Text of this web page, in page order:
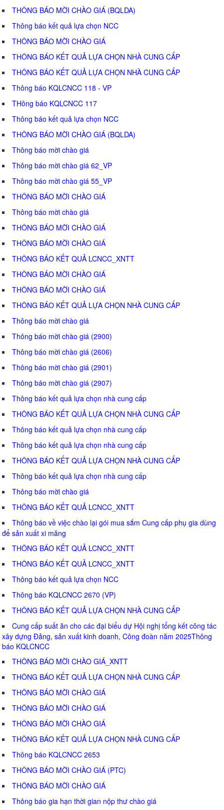
THÔNG BÁO MỜI CHÀO GIÁ (BQLDA)
Thông báo kết quả lựa chọn NCC
THÔNG BÁO MỜI CHÀO GIÁ
THÔNG BÁO KẾT QUẢ LỰA CHỌN NHÀ CUNG CẤP
THÔNG BÁO KẾT QUẢ LỰA CHỌN NHÀ CUNG CẤP
Thông báo KQLCNCC 118 - VP
THông báo KQLCNCC 117
Thông báo kết quả lựa chọn NCC
THÔNG BÁO MỜI CHÀO GIÁ (BQLDA)
Thông báo mời chào giá
Thông báo mời chào giá 62_VP
Thông báo mời chào giá 55_VP
THÔNG BÁO MỜI CHÀO GIÁ
Thông báo mời chào giá
THÔNG BÁO MỜI CHÀO GIÁ
THÔNG BÁO MỜI CHÀO GIÁ
THÔNG BÁO KẾT QUẢ LCNCC_XNTT
THÔNG BÁO MỜI CHÀO GIÁ
THÔNG BÁO MỜI CHÀO GIÁ
THÔNG BÁO KẾT QUẢ LỰA CHỌN NHÀ CUNG CẤP
Thông báo mời chào giá
Thông báo mời chào giá (2900)
Thông báo mời chào giá (2606)
Thông báo mời chào giá (2901)
Thông báo mời chào giá (2907)
Thông báo kết quả lựa chọn nhà cung cấp
THÔNG BÁO KẾT QUẢ LỰA CHỌN NHÀ CUNG CẤP
Thông báo kết quả lựa chọn nhà cung cấp
Thông báo kết quả lựa chọn nhà cung cấp
THÔNG BÁO KẾT QUẢ LỰA CHỌN NHÀ CUNG CẤP
Thông báo kết quả lựa chọn nhà cung cấp
Thông báo mời chào giá
THÔNG BÁO KẾT QUẢ LCNCC_XNTT
Thông báo về việc chào lại gói mua sắm Cung cấp phụ gia dùng
để sản xuất xi măng
THÔNG BÁO KẾT QUẢ LCNCC_XNTT
THÔNG BÁO KẾT QUẢ LCNCC_XNTT
Thông báo kết quả lựa chọn NCC
Thông báo KQLCNCC 2670 (VP)
THÔNG BÁO KẾT QUẢ LỰA CHỌN NHÀ CUNG CẤP
Cung cấp suất ăn cho các đại biểu dự Hội nghị tổng kết công tác
xây dựng Đảng, sản xuất kinh doanh, Công đoàn năm 2025Thông
báo KQLCNCC
THÔNG BÁO MỜI CHÀO GIÁ_XNTT
THÔNG BÁO KẾT QUẢ LỰA CHỌN NHÀ CUNG CẤP
THÔNG BÁO MỜI CHÀO GIÁ
THÔNG BÁO MỜI CHÀO GIÁ
THÔNG BÁO MỜI CHÀO GIÁ
THÔNG BÁO KẾT QUẢ LỰA CHỌN NHÀ CUNG CẤP
Thông báo KQLCNCC 2653
THÔNG BÁO MỜI CHÀO GIÁ (PTC)
THÔNG BÁO MỜI CHÀO GIÁ
Thông báo gia hạn thời gian nộp thư chào giá